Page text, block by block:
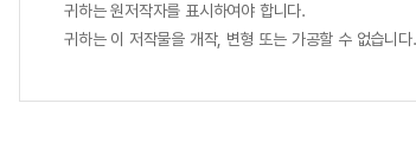
귀하는 원저작자를 표시하여야 합니다.
귀하는 이 저작물을 개작, 변형 또는 가공할 수 없습니다.